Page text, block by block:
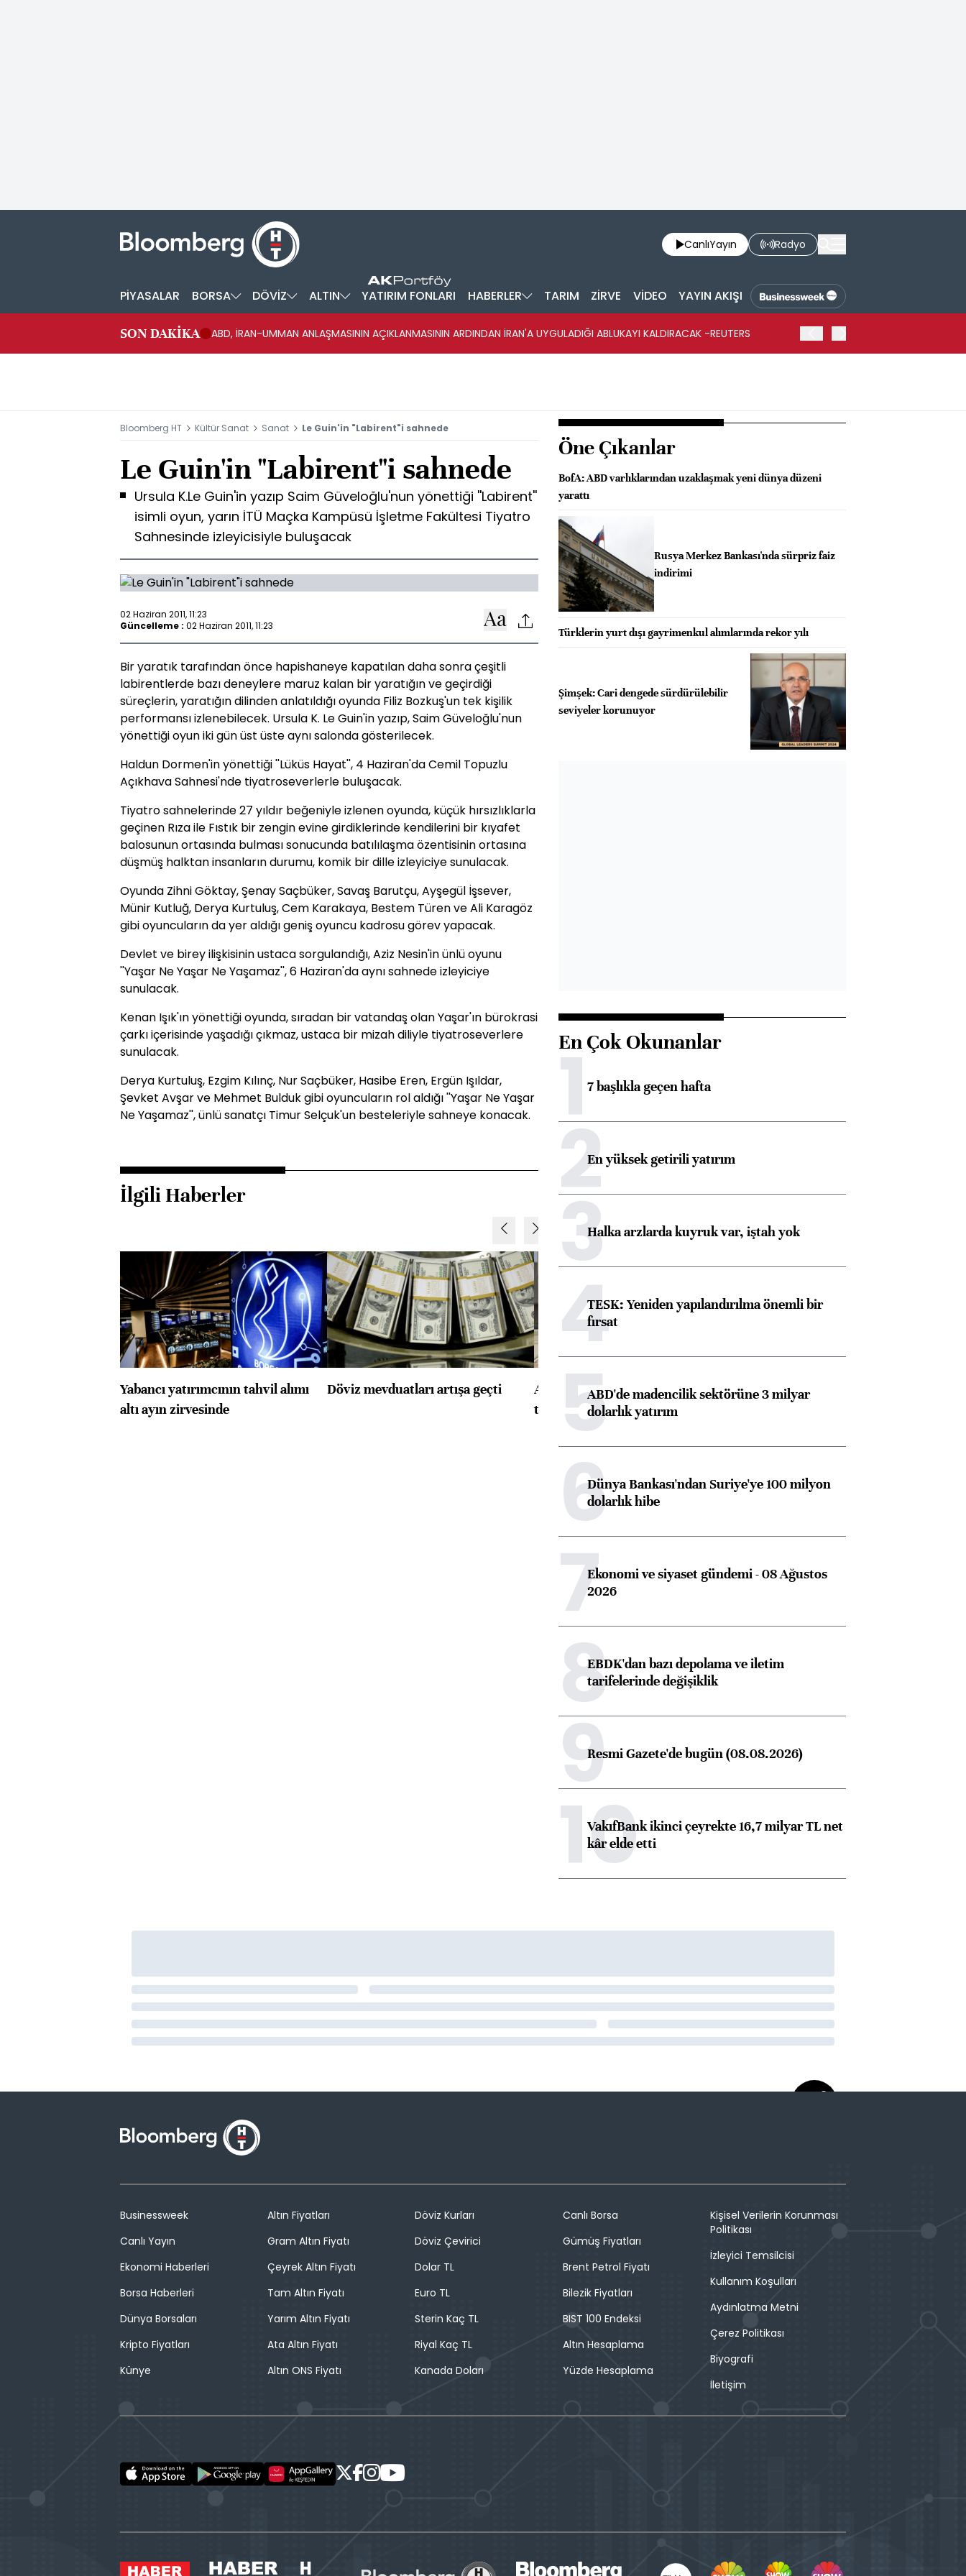
CanlıYayın Radyo
PİYASALAR BORSA DÖVİZ ALTIN YATIRIM FONLARI HABERLER TARIM ZİRVE VİDEO YAYIN AKIŞI
SON DAKİKA ABD, İRAN-UMMAN ANLAŞMASININ AÇIKLANMASININ ARDINDAN İRAN'A UYGULADIĞI ABLUKAYI KALDIRACAK -REUTERS
Bloomberg HT Kültür Sanat Sanat Le Guin'in "Labirent"i sahnede
Le Guin'in "Labirent"i sahnede
Ursula K.Le Guin'in yazıp Saim Güveloğlu'nun yönettiği ''Labirent''
isimli oyun, yarın İTÜ Maçka Kampüsü İşletme Fakültesi Tiyatro
Sahnesinde izleyicisiyle buluşacak
02 Haziran 2011, 11:23
Güncelleme : 02 Haziran 2011, 11:23
Bir yaratık tarafından önce hapishaneye kapatılan daha sonra çeşitli
labirentlerde bazı deneylere maruz kalan bir yaratığın ve geçirdiği
süreçlerin, yaratığın dilinden anlatıldığı oyunda Filiz Bozkuş'un tek kişilik
performansı izlenebilecek. Ursula K. Le Guin'in yazıp, Saim Güveloğlu'nun
yönettiği oyun iki gün üst üste aynı salonda gösterilecek.
Haldun Dormen'in yönettiği ''Lüküs Hayat'', 4 Haziran'da Cemil Topuzlu
Açıkhava Sahnesi'nde tiyatroseverlerle buluşacak.
Tiyatro sahnelerinde 27 yıldır beğeniyle izlenen oyunda, küçük hırsızlıklarla
geçinen Rıza ile Fıstık bir zengin evine girdiklerinde kendilerini bir kıyafet
balosunun ortasında bulması sonucunda batılılaşma özentisinin ortasına
düşmüş halktan insanların durumu, komik bir dille izleyiciye sunulacak.
Oyunda Zihni Göktay, Şenay Saçbüker, Savaş Barutçu, Ayşegül İşsever,
Münir Kutluğ, Derya Kurtuluş, Cem Karakaya, Bestem Türen ve Ali Karagöz
gibi oyuncuların da yer aldığı geniş oyuncu kadrosu görev yapacak.
Devlet ve birey ilişkisinin ustaca sorgulandığı, Aziz Nesin'in ünlü oyunu
''Yaşar Ne Yaşar Ne Yaşamaz'', 6 Haziran'da aynı sahnede izleyiciye
sunulacak.
Kenan Işık'ın yönettiği oyunda, sıradan bir vatandaş olan Yaşar'ın bürokrasi
çarkı içerisinde yaşadığı çıkmaz, ustaca bir mizah diliyle tiyatroseverlere
sunulacak.
Derya Kurtuluş, Ezgim Kılınç, Nur Saçbüker, Hasibe Eren, Ergün Işıldar,
Şevket Avşar ve Mehmet Bulduk gibi oyuncuların rol aldığı ''Yaşar Ne Yaşar
Ne Yaşamaz'', ünlü sanatçı Timur Selçuk'un besteleriyle sahneye konacak.
İlgili Haberler
Yabancı yatırımcının tahvil alımı
altı ayın zirvesinde
Döviz mevduatları artışa geçti
ABD'de konut başlangıçları
toparlandı
Almanya, Commerzbank
görüşmelere hazırlanıyor
Öne Çıkanlar
BofA: ABD varlıklarından uzaklaşmak yeni dünya düzeni
yarattı
Rusya Merkez Bankası'nda sürpriz faiz
indirimi
Türklerin yurt dışı gayrimenkul alımlarında rekor yılı
Şimşek: Cari dengede sürdürülebilir
seviyeler korunuyor
En Çok Okunanlar
17 başlıkla geçen hafta
2En yüksek getirili yatırım
3Halka arzlarda kuyruk var, iştah yok
4TESK: Yeniden yapılandırılma önemli bir
fırsat
5ABD'de madencilik sektörüne 3 milyar
dolarlık yatırım
6Dünya Bankası'ndan Suriye'ye 100 milyon
dolarlık hibe
7Ekonomi ve siyaset gündemi - 08 Ağustos
2026
8EBDK'dan bazı depolama ve iletim
tarifelerinde değişiklik
9Resmi Gazete'de bugün (08.08.2026)
10
VakıfBank ikinci çeyrekte 16,7 milyar TL net
kâr elde etti
Businessweek
Canlı Yayın
Ekonomi Haberleri
Borsa Haberleri
Dünya Borsaları
Kripto Fiyatları
Künye
Altın Fiyatları
Gram Altın Fiyatı
Çeyrek Altın Fiyatı
Tam Altın Fiyatı
Yarım Altın Fiyatı
Ata Altın Fiyatı
Altın ONS Fiyatı
Döviz Kurları
Döviz Çevirici
Dolar TL
Euro TL
Sterin Kaç TL
Riyal Kaç TL
Kanada Doları
Canlı Borsa
Gümüş Fiyatları
Brent Petrol Fiyatı
Bilezik Fiyatları
BIST 100 Endeksi
Altın Hesaplama
Yüzde Hesaplama
Kişisel Verilerin Korunması
Politikası
İzleyici Temsilcisi
Kullanım Koşulları
Aydınlatma Metni
Çerez Politikası
Biyografi
İletişim